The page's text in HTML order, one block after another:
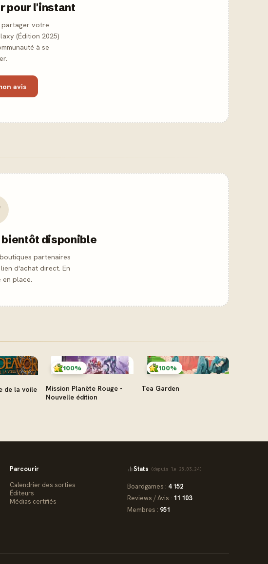
pour l'instant
partager votre
(Édition 2025)
à se
avis
disponible
partenaires
d'achat direct. En
place.
de la voile
100%
Mission Planète Rouge -
Nouvelle édition
100%
Tea Garden
Parcourir
Calendrier des sorties
Éditeurs
Médias certifiés
Stats (depuis le 25.03.24)
Boardgames : 4 152
Reviews / Avis : 11 103
Membres : 951